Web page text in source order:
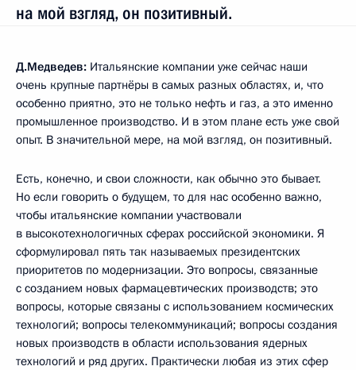
на мой взгляд, он позитивный.
Д.Медведев: Итальянские компании уже сейчас наши
очень крупные партнёры в самых разных областях, и, что
особенно приятно, это не только нефть и газ, а это именно
промышленное производство. И в этом плане есть уже свой
опыт. В значительной мере, на мой взгляд, он позитивный.
Есть, конечно, и свои сложности, как обычно это бывает.
Но если говорить о будущем, то для нас особенно важно,
чтобы итальянские компании участвовали
в высокотехнологичных сферах российской экономики. Я
сформулировал пять так называемых президентских
приоритетов по модернизации. Это вопросы, связанные
с созданием новых фармацевтических производств; это
вопросы, которые связаны с использованием космических
технологий; вопросы телекоммуникаций; вопросы создания
новых производств в области использования ядерных
технологий и ряд других. Практически любая из этих сфер